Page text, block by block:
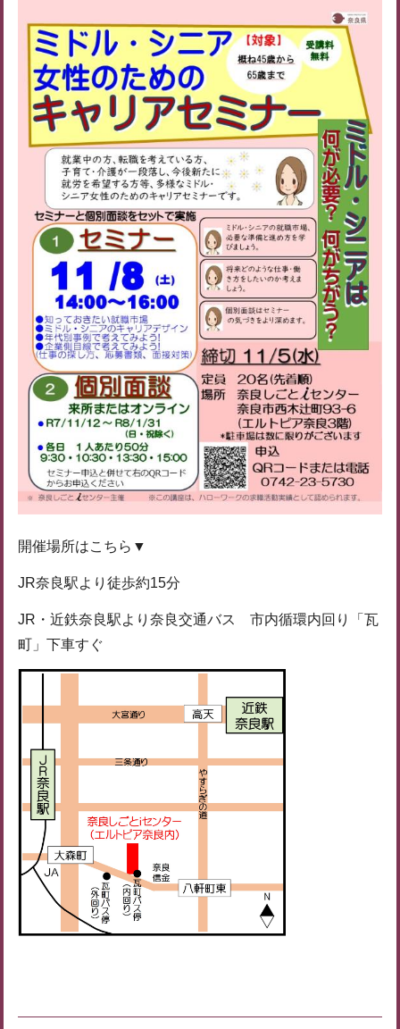
開催場所はこちら▼
JR奈良駅より徒歩約15分
JR・近鉄奈良駅より奈良交通バス 市内循環内回り「瓦
町」下車すぐ